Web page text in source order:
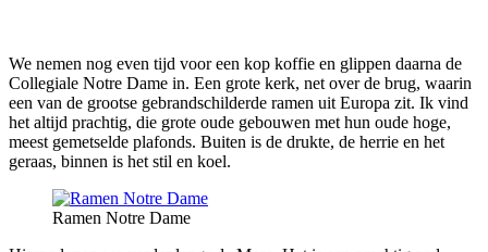
We nemen nog even tijd voor een kop koffie en glippen daarna de
Collegiale Notre Dame in. Een grote kerk, net over de brug, waarin
een van de grootse gebrandschilderde ramen uit Europa zit. Ik vind
het altijd prachtig, die grote oude gebouwen met hun oude hoge,
meest gemetselde plafonds. Buiten is de drukte, de herrie en het
geraas, binnen is het stil en koel.
Ramen Notre Dame